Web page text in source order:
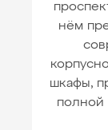
нём
шкафы,
полной